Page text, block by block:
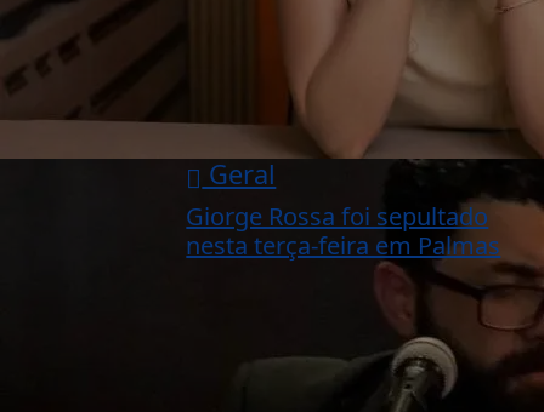
Geral
Giorge Rossa foi sepultado
nesta terça-feira em Palmas